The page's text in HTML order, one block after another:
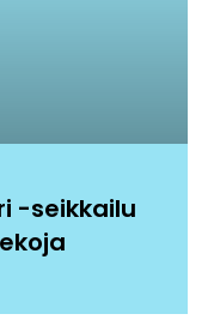
-seikkailu